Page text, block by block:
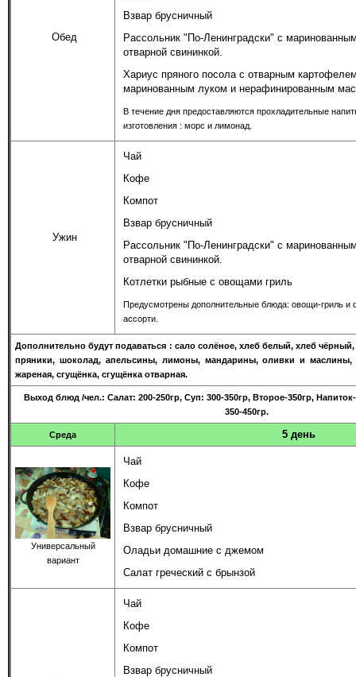
Обед
Взвар брусничный
Рассольник "По-Ленинградски" с
отварной свининкой.
Хариус пряного посола с отварным
маринованным луком и нерафинированным
В течение дня предоставляются прохладительные
изготовления : морс и лимонад.
Ужин
Чай
Кофе
Компот
Взвар брусничный
Рассольник "По-Ленинградски" с
отварной свининкой.
Котлетки рыбные с овощами гриль
Предусмотрены дополнительные блюда: овощи-гриль и
ассорти.
Дополнительно будут подаваться : сало солёное, хлеб белый, хлеб
пряники, шоколад, апельсины, лимоны, мандарины, оливки и маслины,
жареная, сгущёнка, сгущёнка отварная.
Выход блюд /чел.: Салат: 200-250гр, Суп: 300-350гр, Второе-350гр,
350-450гр.
Среда 5 день
Универсальный
вариант
Чай
Кофе
Компот
Взвар брусничный
Оладьи домашние с джемом
Салат греческий с брынзой
Чай
Кофе
Компот
Взвар брусничный